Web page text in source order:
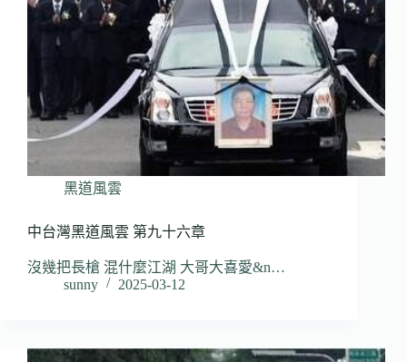
黑道風雲
中台灣黑道風雲 第九十六章
沒幾把長槍 混什麼江湖 大哥大喜愛&n…
sunny
2025-03-12